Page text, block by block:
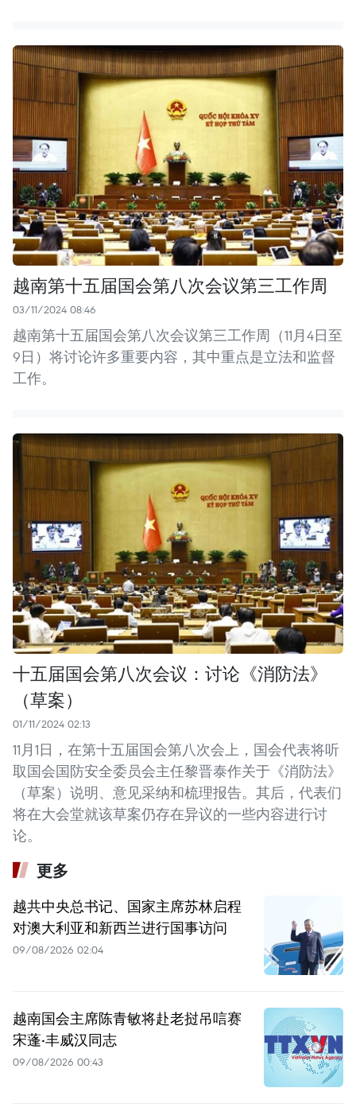
越南第十五届国会第八次会议第三工作周
03/11/2024 08:46
越南第十五届国会第八次会议第三工作周（11月4日至
9日）将讨论许多重要内容，其中重点是立法和监督
工作。
十五届国会第八次会议：讨论《消防法》
（草案）
01/11/2024 02:13
11月1日，在第十五届国会第八次会上，国会代表将听
取国会国防安全委员会主任黎晋泰作关于《消防法》
（草案）说明、意见采纳和梳理报告。其后，代表们
将在大会堂就该草案仍存在异议的一些内容进行讨
论。
更多
越共中央总书记、国家主席苏林启程
对澳大利亚和新西兰进行国事访问
09/08/2026 02:04
越南国会主席陈青敏将赴老挝吊唁赛
宋蓬·丰威汉同志
09/08/2026 00:43